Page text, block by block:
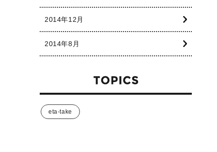
2014年12月
2014年8月
eta-take